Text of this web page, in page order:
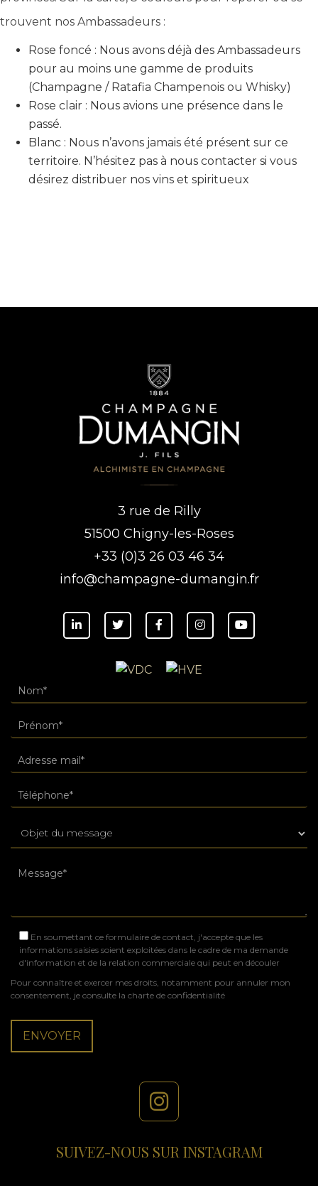
trouvent nos Ambassadeurs :
Rose foncé : Nous avons déjà des Ambassadeurs
pour au moins une gamme de produits
(Champagne / Ratafia Champenois ou Whisky)
Rose clair : Nous avions une présence dans le
passé.
Blanc : Nous n’avons jamais été présent sur ce
territoire. N’hésitez pas à nous contacter si vous
désirez distribuer nos vins et spiritueux
3 rue de Rilly
51500 Chigny-les-Roses
+33 (0)3 26 03 46 34
info@champagne-dumangin.fr
En soumettant ce formulaire de contact, j'accepte que les
informations saisies soient exploitées dans le cadre de ma demande
d'information et de la relation commerciale qui peut en découler
Pour connaître et exercer mes droits, notamment pour annuler mon
consentement, je consulte la charte de confidentialité
SUIVEZ-NOUS SUR INSTAGRAM